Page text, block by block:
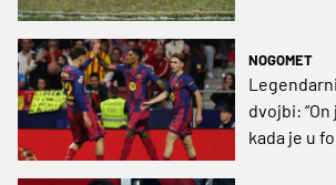
NOGOMET
dvojbi:
kada je u